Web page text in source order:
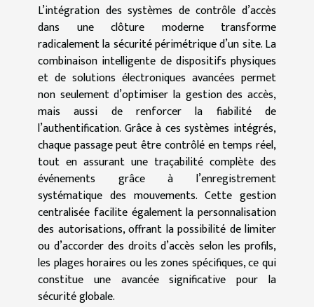
L’intégration des systèmes de contrôle d’accès
dans une clôture moderne transforme
radicalement la sécurité périmétrique d’un site. La
combinaison intelligente de dispositifs physiques
et de solutions électroniques avancées permet
non seulement d’optimiser la gestion des accès,
mais aussi de renforcer la fiabilité de
l’authentification. Grâce à ces systèmes intégrés,
chaque passage peut être contrôlé en temps réel,
tout en assurant une traçabilité complète des
événements grâce à l’enregistrement
systématique des mouvements. Cette gestion
centralisée facilite également la personnalisation
des autorisations, offrant la possibilité de limiter
ou d’accorder des droits d’accès selon les profils,
les plages horaires ou les zones spécifiques, ce qui
constitue une avancée significative pour la
sécurité globale.